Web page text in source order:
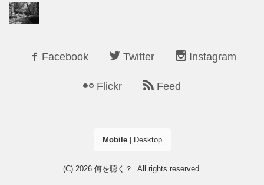
Facebook Twitter Instagram
Flickr Feed
Mobile| Desktop
(C) 2026 何を聴く？ . All rights reserved.